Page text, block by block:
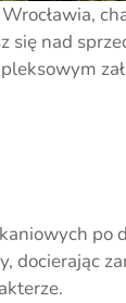
się nad
po
docierając